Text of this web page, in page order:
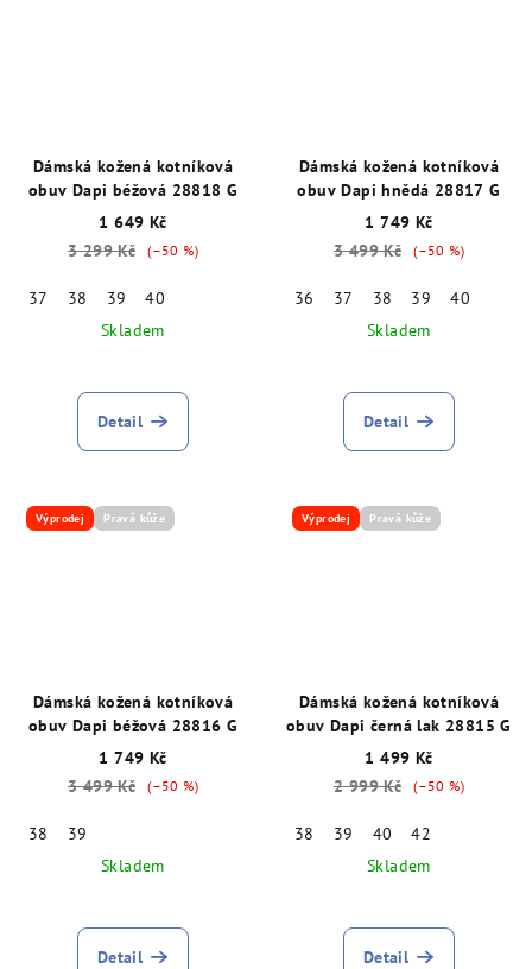
Dámská kožená kotníková
obuv Dapi béžová 28818 G
1 649 Kč
3 299 Kč
(–50 %)
37 38 39
40
Skladem
Detail
Dámská kožená kotníková
obuv Dapi hnědá 28817 G
1 749 Kč
3 499 Kč
(–50 %)
36 37 38 39
40
Skladem
Detail
Výprodej Pravá kůže
Dámská kožená kotníková
obuv Dapi béžová 28816 G
1 749 Kč
3 499 Kč
(–50 %)
38
39
Skladem
Detail
Výprodej Pravá kůže
Dámská kožená kotníková
obuv Dapi černá lak 28815 G
1 499 Kč
2 999 Kč
(–50 %)
38 39 40
42
Skladem
Detail